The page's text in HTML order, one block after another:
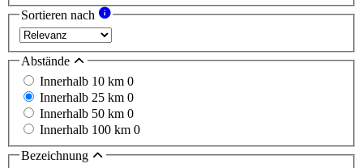
Sortieren nach
Abstände
Innerhalb 10 km 0
Innerhalb 25 km 0
Innerhalb 50 km 0
Innerhalb 100 km 0
Bezeichnung